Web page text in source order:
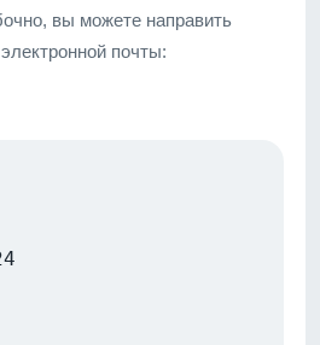
вы можете направить
почты: